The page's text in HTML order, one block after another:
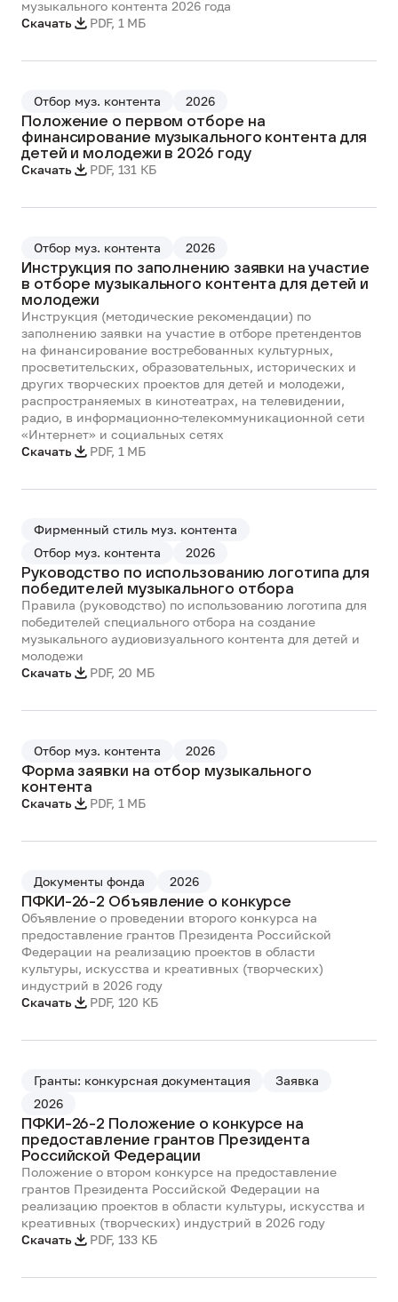
музыкального контента 2026 года
Скачать
PDF, 1 МБ
Отбор муз. контента 2026
Положение о первом отборе на
финансирование музыкального контента для
детей и молодежи в 2026 году
Скачать PDF, 131 КБ
Отбор муз. контента 2026
Инструкция по заполнению заявки на участие
в отборе музыкального контента для детей и
молодежи
Инструкция (методические рекомендации) по
заполнению заявки на участие в отборе претендентов
на финансирование востребованных культурных,
просветительских, образовательных, исторических и
других творческих проектов для детей и молодежи,
распространяемых в кинотеатрах, на телевидении,
радио, в информационно-телекоммуникационной сети
«Интернет» и социальных сетях
Скачать
PDF, 1 МБ
Фирменный стиль муз. контента
Отбор муз. контента
2026
Руководство по использованию логотипа для
победителей музыкального отбора
Правила (руководство) по использованию логотипа для
победителей специального отбора на создание
музыкального аудиовизуального контента для детей и
молодежи
Скачать
PDF, 20 МБ
Отбор муз. контента 2026
Форма заявки на отбор музыкального
контента
Скачать PDF, 1 МБ
Документы фонда 2026
ПФКИ-26-2 Объявление о конкурсе
Объявление о проведении второго конкурса на
предоставление грантов Президента Российской
Федерации на реализацию проектов в области
культуры, искусства и креативных (творческих)
индустрий в 2026 году
Скачать
PDF, 120 КБ
Гранты: конкурсная документация
Заявка
2026
ПФКИ-26-2 Положение о конкурсе на
предоставление грантов Президента
Российской Федерации
Положение о втором конкурсе на предоставление
грантов Президента Российской Федерации на
реализацию проектов в области культуры, искусства и
креативных (творческих) индустрий в 2026 году
Скачать
PDF, 133 КБ